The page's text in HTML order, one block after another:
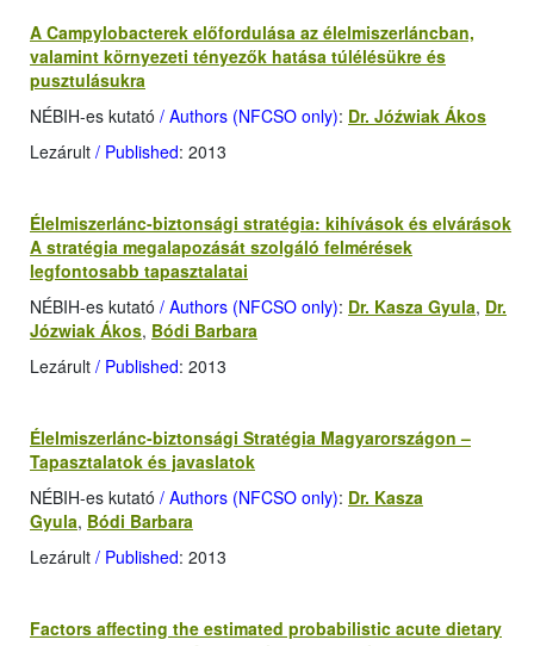
A Campylobacterek előfordulása az élelmiszerláncban,
valamint környezeti tényezők hatása túlélésükre és
pusztulásukra
NÉBIH-es kutató / Authors (NFCSO only): Dr. Jóźwiak Ákos
Lezárult / Published: 2013
Élelmiszerlánc-biztonsági stratégia: kihívások és elvárások
A stratégia megalapozását szolgáló felmérések
legfontosabb tapasztalatai
NÉBIH-es kutató / Authors (NFCSO only): Dr. Kasza Gyula, Dr.
Józwiak Ákos, Bódi Barbara
Lezárult / Published: 2013
Élelmiszerlánc-biztonsági Stratégia Magyarországon –
Tapasztalatok és javaslatok
NÉBIH-es kutató / Authors (NFCSO only): Dr. Kasza
Gyula, Bódi Barbara
Lezárult / Published: 2013
Factors affecting the estimated probabilistic acute dietary